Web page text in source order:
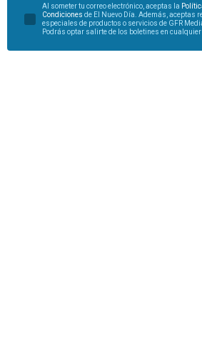
Al someter tu correo electrónico, aceptas la
Condiciones de El Nuevo Día. Además, aceptas
especiales de productos o servicios de GFR
Podrás optar salirte de los boletines en cualquier